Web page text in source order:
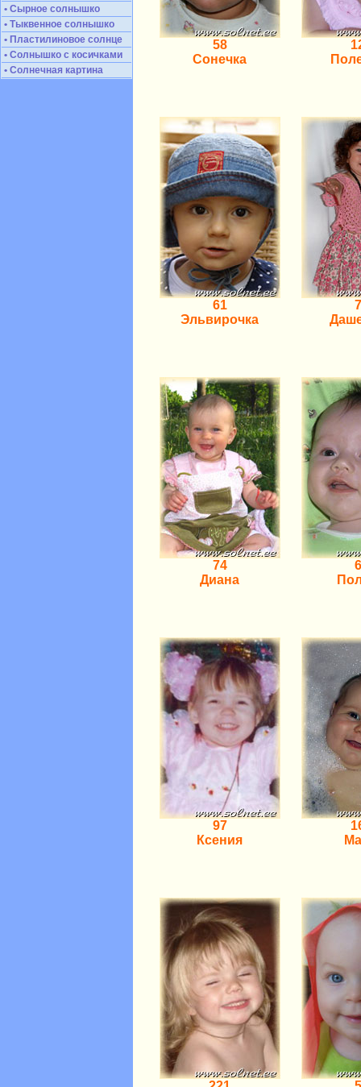
• Сырное солнышко
• Тыквенное солнышко
• Пластилиновое солнце
• Солнышко с косичками
• Солнечная картина
58
Сонечка
61
Эльвирочка
74
Диана
97
Ксения